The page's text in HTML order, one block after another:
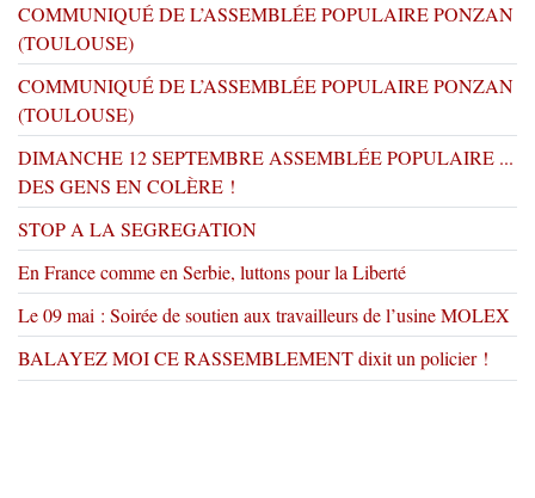
COMMUNIQUÉ DE L’ASSEMBLÉE POPULAIRE PONZAN
(TOULOUSE)
COMMUNIQUÉ DE L’ASSEMBLÉE POPULAIRE PONZAN
(TOULOUSE)
DIMANCHE 12 SEPTEMBRE ASSEMBLÉE POPULAIRE ...
DES GENS EN COLÈRE !
STOP A LA SEGREGATION
En France comme en Serbie, luttons pour la Liberté
Le 09 mai : Soirée de soutien aux travailleurs de l’usine MOLEX
BALAYEZ MOI CE RASSEMBLEMENT dixit un policier !